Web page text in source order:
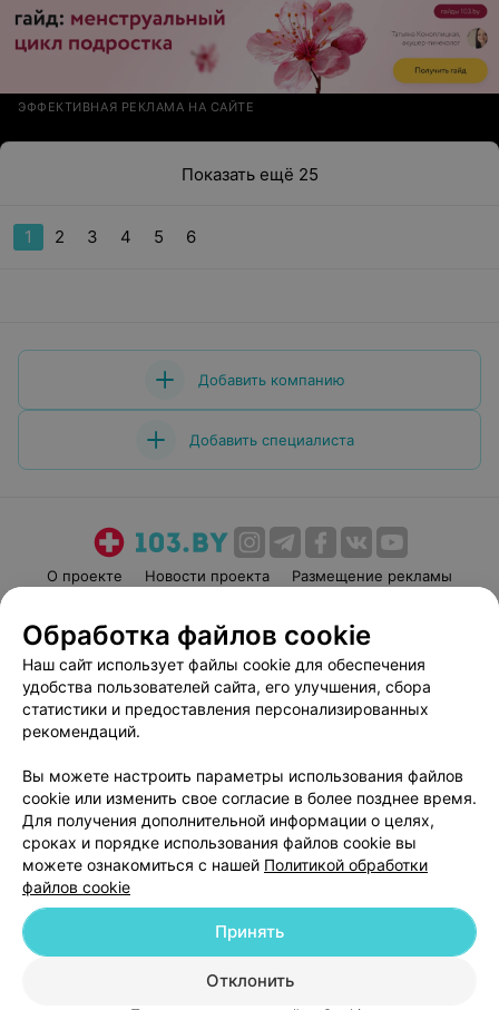
ЭФФЕКТИВНАЯ РЕКЛАМА НА САЙТЕ
Показать ещё 25
1 2 3 4 5 6
Добавить компанию
Добавить специалиста
О проекте Новости проекта
Размещение рекламы
Пользовательское соглашение
Способы оплаты
Вакансии
Партнеры
Написать руководителю 103.by
Обработка персональных данных
© 2026 ООО «Артокс Лаб», УНП 191700409
| 220012, Республика Беларусь,
г. Минск, улица Толбухина, 2, пом. 16 | help@103.by
Служба поддержки +375 291212755
Обработка файлов cookie
Наш сайт использует файлы cookie для обеспечения
удобства пользователей сайта, его улучшения, сбора
статистики и предоставления персонализированных
рекомендаций.
Вы можете настроить параметры использования файлов
cookie или изменить свое согласие в более позднее время.
Для получения дополнительной информации о целях,
сроках и порядке использования файлов cookie вы
можете ознакомиться с нашей Политикой обработки
файлов cookie
Отклонить
Принять